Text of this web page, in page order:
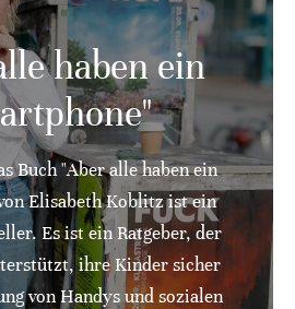
haben ein
Buch "Aber alle haben ein
Elisabeth Koblitz ist ein
Es ist ein Ratgeber, der
ihre Kinder sicher
von Handys und sozialen